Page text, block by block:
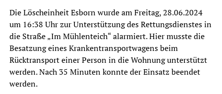
Die Löscheinheit Esborn wurde am Freitag, 28.06.2024
um 16:38 Uhr zur Unterstützung des Rettungsdienstes in
die Straße „Im Mühlenteich“ alarmiert. Hier musste die
Besatzung eines Krankentransportwagens beim
Rücktransport einer Person in die Wohnung unterstützt
werden. Nach 35 Minuten konnte der Einsatz beendet
werden.